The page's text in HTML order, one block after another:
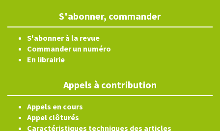
S'abonner, commander
S'abonner à la revue
Commander un numéro
En librairie
Appels à contribution
Appels en cours
Appel clôturés
Caractéristiques techniques des articles